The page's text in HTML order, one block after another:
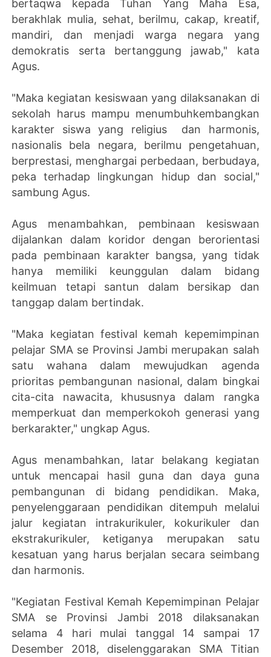
bertaqwa kepada Tuhan Yang Maha Esa,
berakhlak mulia, sehat, berilmu, cakap, kreatif,
mandiri, dan menjadi warga negara yang
demokratis serta bertanggung jawab," kata
Agus.
"Maka kegiatan kesiswaan yang dilaksanakan di
sekolah harus mampu menumbuhkembangkan
karakter siswa yang religius dan harmonis,
nasionalis bela negara, berilmu pengetahuan,
berprestasi, menghargai perbedaan, berbudaya,
peka terhadap lingkungan hidup dan social,"
sambung Agus.
Agus menambahkan, pembinaan kesiswaan
dijalankan dalam koridor dengan berorientasi
pada pembinaan karakter bangsa, yang tidak
hanya memiliki keunggulan dalam bidang
keilmuan tetapi santun dalam bersikap dan
tanggap dalam bertindak.
"Maka kegiatan festival kemah kepemimpinan
pelajar SMA se Provinsi Jambi merupakan salah
satu wahana dalam mewujudkan agenda
prioritas pembangunan nasional, dalam bingkai
cita-cita nawacita, khususnya dalam rangka
memperkuat dan memperkokoh generasi yang
berkarakter," ungkap Agus.
Agus menambahkan, latar belakang kegiatan
untuk mencapai hasil guna dan daya guna
pembangunan di bidang pendidikan. Maka,
penyelenggaraan pendidikan ditempuh melalui
jalur kegiatan intrakurikuler, kokurikuler dan
ekstrakurikuler, ketiganya merupakan satu
kesatuan yang harus berjalan secara seimbang
dan harmonis.
"Kegiatan Festival Kemah Kepemimpinan Pelajar
SMA se Provinsi Jambi 2018 dilaksanakan
selama 4 hari mulai tanggal 14 sampai 17
Desember 2018, diselenggarakan SMA Titian